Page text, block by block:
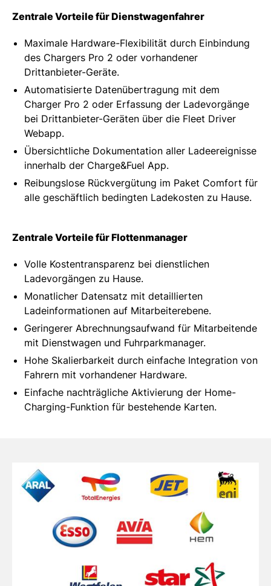
Zentrale Vorteile für Flottenmanager
Volle Kostentransparenz bei dienstlichen
Ladevorgängen zu Hause.
Monatlicher Datensatz mit detaillierten
Ladeinformationen auf Mitarbeiterebene.
Geringerer Abrechnungsaufwand für Mitarbeitende
mit Dienstwagen und Fuhrparkmanager.
Hohe Skalierbarkeit durch einfache Integration von
Fahrern mit vorhandener Hardware.
Einfache nachträgliche Aktivierung der Home-
Charging-Funktion für bestehende Karten.
Zentrale Vorteile für Dienstwagenfahrer
Maximale Hardware-Flexibilität durch Einbindung
des Chargers Pro 2 oder vorhandener
Drittanbieter-Geräte.
Automatisierte Datenübertragung mit dem
Charger Pro 2 oder Erfassung der Ladevorgänge
bei Drittanbieter-Geräten über die Fleet Driver
Webapp.
Übersichtliche Dokumentation aller Ladeereignisse
innerhalb der Charge&Fuel App.
Reibungslose Rückvergütung im Paket Comfort für
alle geschäftlich bedingten Ladekosten zu Hause.